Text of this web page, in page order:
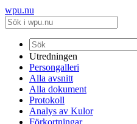
wpu.nu
Utredningen
Persongalleri
Alla avsnitt
Alla dokument
Protokoll
Analys av Kulor
Förkortningar